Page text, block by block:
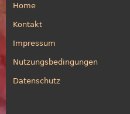
Home
Kontakt
Impressum
Nutzungsbedingungen
Datenschutz